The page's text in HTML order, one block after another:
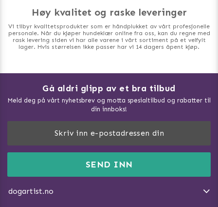
Høy kvalitet og raske leveringer
Vi tilbyr kvalitetsprodukter som er håndplukket av vårt profesjonelle
personale. Når du kjøper hundeklær online fra oss, kan du regne med
rask levering siden vi har alle varene i vårt sortiment på et velfylt
lager. Hvis størrelsen ikke passer har vi 14 dagers åpent kjøp.
Gå aldri glipp av et bra tilbud
Meld deg på vårt nyhetsbrev og motta spesialtilbud og rabatter til
din innboks!
SEND INN
dogartist.no
Dogartist.no eies og driftes av Purefun Org. nr: 918582711
E-post: info@doggie.no
Slik måler du din hund